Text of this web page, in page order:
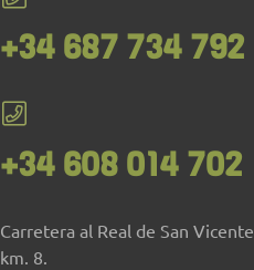
+34 687 734 792
+34 608 014 702
Carretera al Real de San Vicente
km. 8.